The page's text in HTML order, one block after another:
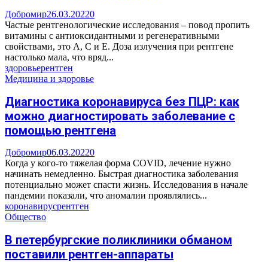
Добромир26.03.20220
Частые рентгенологические исследования – повод пропить
витамины с антиоксидантными и регенеративными
свойствами, это A, C и E. Доза излучения при рентгене
настолько мала, что вряд...
здоровьерентген
Медицина и здоровье
Диагностика коронавируса без ПЦР: как
можно диагностировать заболевание с
помощью рентгена
Добромир06.03.20220
Когда у кого-то тяжелая форма COVID, лечение нужно
начинать немедленно. Быстрая диагностика заболевания
потенциально может спасти жизнь. Исследования в начале
пандемии показали, что аномалии проявлялись...
коронавирусрентген
Общество
В петербургские поликлиники обманом
поставили рентген-аппараты